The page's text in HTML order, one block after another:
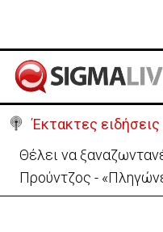
Έκτακτες ειδήσεις
Χειροπέδες σε
Μαχαίρωσε στο